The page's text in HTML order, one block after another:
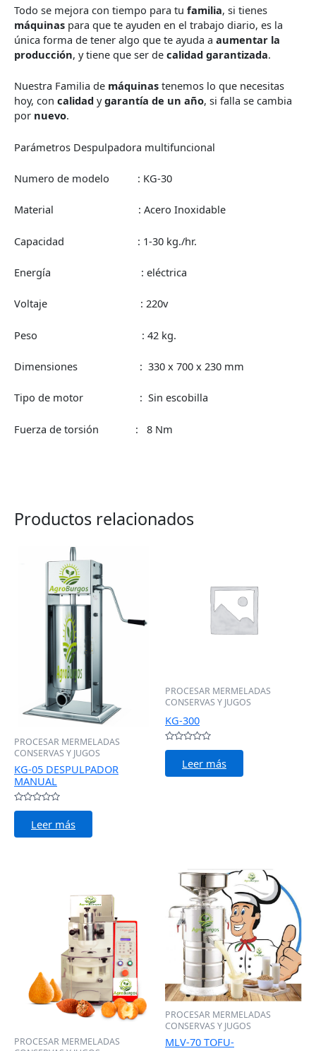
Todo se mejora con tiempo para tu familia, si tienes
máquinas para que te ayuden en el trabajo diario, es la
única forma de tener algo que te ayuda a aumentar la
producción, y tiene que ser de calidad garantizada.
Nuestra Familia de máquinas tenemos lo que necesitas
hoy, con calidad ygarantía de un año, si falla se cambia
por nuevo.
Parámetros Despulpadora multifuncional
Numero de modelo : KG-30
Material : Acero Inoxidable
Capacidad : 1-30 kg./hr.
Energía : eléctrica
Voltaje : 220v
Peso : 42 kg.
Dimensiones : 330 x 700 x 230 mm
Tipo de motor : Sin escobilla
Fuerza de torsión : 8 Nm
Productos relacionados
PROCESAR MERMELADAS
CONSERVAS Y JUGOS
KG-05 DESPULPADOR
MANUAL
Valorado
de
Leer más
PROCESAR MERMELADAS
CONSERVAS Y JUGOS
KG-300
Valorado
de
Leer más
PROCESAR MERMELADAS
PROCESAR MERMELADAS
CONSERVAS Y JUGOS
MLV-70 TOFU-